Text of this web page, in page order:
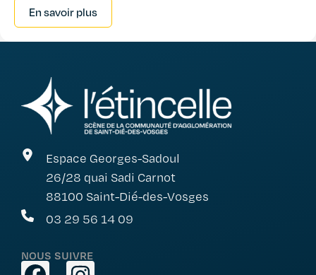
En savoir plus
Espace Georges-Sadoul
26/28 quai Sadi Carnot
88100 Saint-Dié-des-Vosges
03 29 56 14 09
NOUS SUIVRE